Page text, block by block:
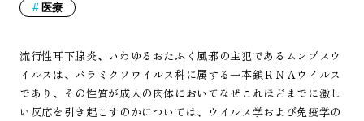
医療
流行性耳下腺炎、いわゆるおたふく風邪の主犯であるムンプスウ
イルスは、パラミクソウイルス科に属する一本鎖ＲＮＡウイルス
であり、その性質が成人の肉体においてなぜこれほどまでに激し
い反応を引き起こすのかについては、ウイルス学および免疫学の